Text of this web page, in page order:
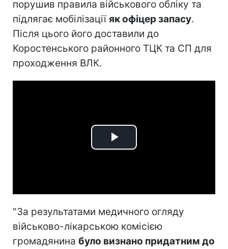
порушив правила військового обліку та
підлягає мобілізаціїяк офіцер запасу.
Після цього його доставили до
Коростенського районного ТЦК та СП для
проходження ВЛК.
Play
"За результатами медичного огляду
військово-лікарською комісією
громадянина було визнано придатним до